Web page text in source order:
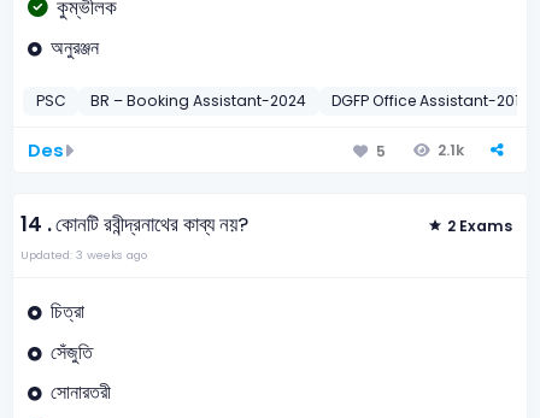
কুম্ভীলক
অনুরঞ্জন
PSC BR – Booking Assistant-2024 DGFP Office Assistant-2011
Des 5 2.1k
14 .কোনটি রবীন্দ্রনাথের কাব্য নয়? 2 Exams
Updated: 3 weeks ago
চিত্রা
সেঁজুতি
সোনারতরী